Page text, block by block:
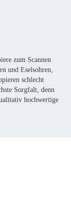
zum Scannen
und Eselsohren,
schlecht
Sorgfalt, denn
hochwertige